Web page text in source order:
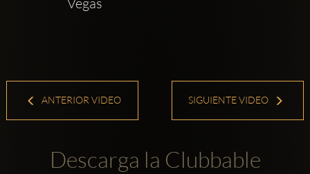
ANTERIOR VIDEO SIGUIENTE VIDEO
Descarga la Clubbable